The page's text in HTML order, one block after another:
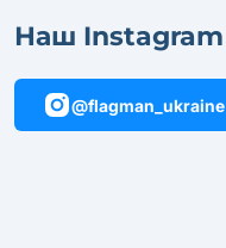
Наш Instagram
@flagman_ukraine